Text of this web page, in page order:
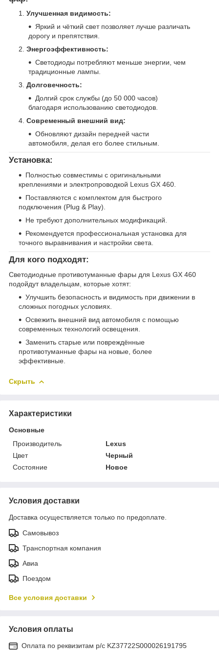
Улучшенная видимость:
Яркий и чёткий свет позволяет лучше различать
дорогу и препятствия.
Энергоэффективность:
Светодиоды потребляют меньше энергии, чем
традиционные лампы.
Долговечность:
Долгий срок службы (до 50 000 часов)
благодаря использованию светодиодов.
Современный внешний вид:
Обновляют дизайн передней части
автомобиля, делая его более стильным.
Установка:
Полностью совместимы с оригинальными
креплениями и электропроводкой Lexus GX 460.
Поставляются с комплектом для быстрого
подключения (Plug & Play).
Не требуют дополнительных модификаций.
Рекомендуется профессиональная установка для
точного выравнивания и настройки света.
Для кого подходят:
Светодиодные противотуманные фары для Lexus GX 460
подойдут владельцам, которые хотят:
Улучшить безопасность и видимость при движении в
сложных погодных условиях.
Освежить внешний вид автомобиля с помощью
современных технологий освещения.
Заменить старые или повреждённые
противотуманные фары на новые, более
эффективные.
Скрыть
Характеристики
Основные
Производитель
Lexus
Цвет
Черный
Состояние
Новое
Условия доставки
Доставка осуществляется только по предоплате.
Самовывоз
Транспортная компания
Авиа
Поездом
Все условия доставки
Условия оплаты
Оплата по реквизитам р/с KZ37722S000026191795